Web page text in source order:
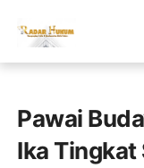
Pawai
Ika Tingkat